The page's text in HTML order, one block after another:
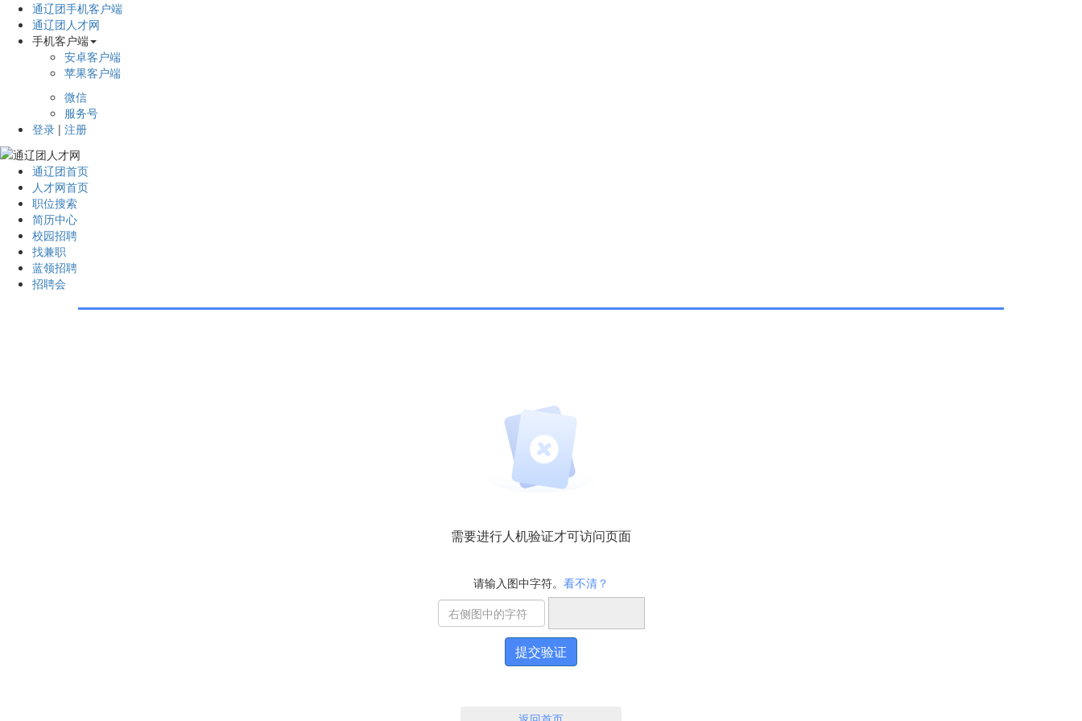
通辽团手机客户端
通辽团人才网
手机客户端
安卓客户端
苹果客户端
微信
服务号
登录 | 注册
通辽团首页
人才网首页
职位搜索
简历中心
校园招聘
找兼职
蓝领招聘
招聘会
需要进行人机验证才可访问页面
请输入图中字符。 看不清？
提交验证